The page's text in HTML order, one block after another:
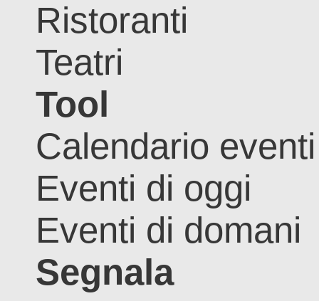
Ristoranti
Teatri
Tool
Calendario eventi
Eventi di oggi
Eventi di domani
Segnala